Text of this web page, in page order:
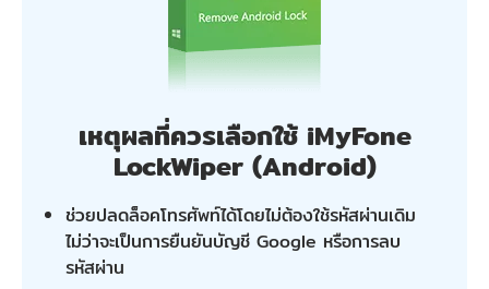
เหตุผลที่ควรเลือกใช้ iMyFone
LockWiper (Android)
ช่วยปลดล็อคโทรศัพท์ได้โดยไม่ต้องใช้รหัสผ่านเดิม
ไม่ว่าจะเป็นการยืนยันบัญชี Google หรือการลบ
รหัสผ่าน